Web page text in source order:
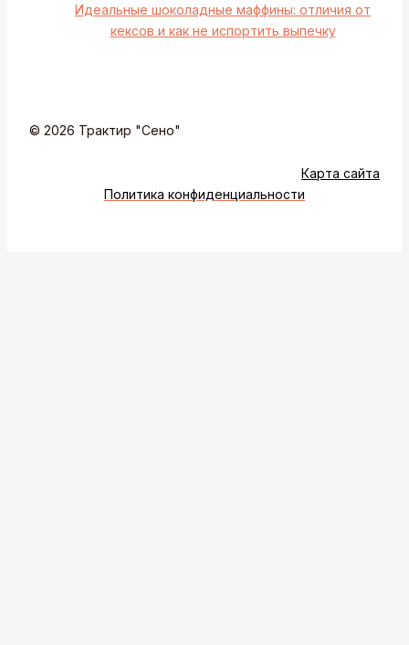
Идеальные шоколадные маффины: отличия от
кексов и как не испортить выпечку
© 2026 Трактир "Сено"
Карта сайта
Политика конфиденциальности